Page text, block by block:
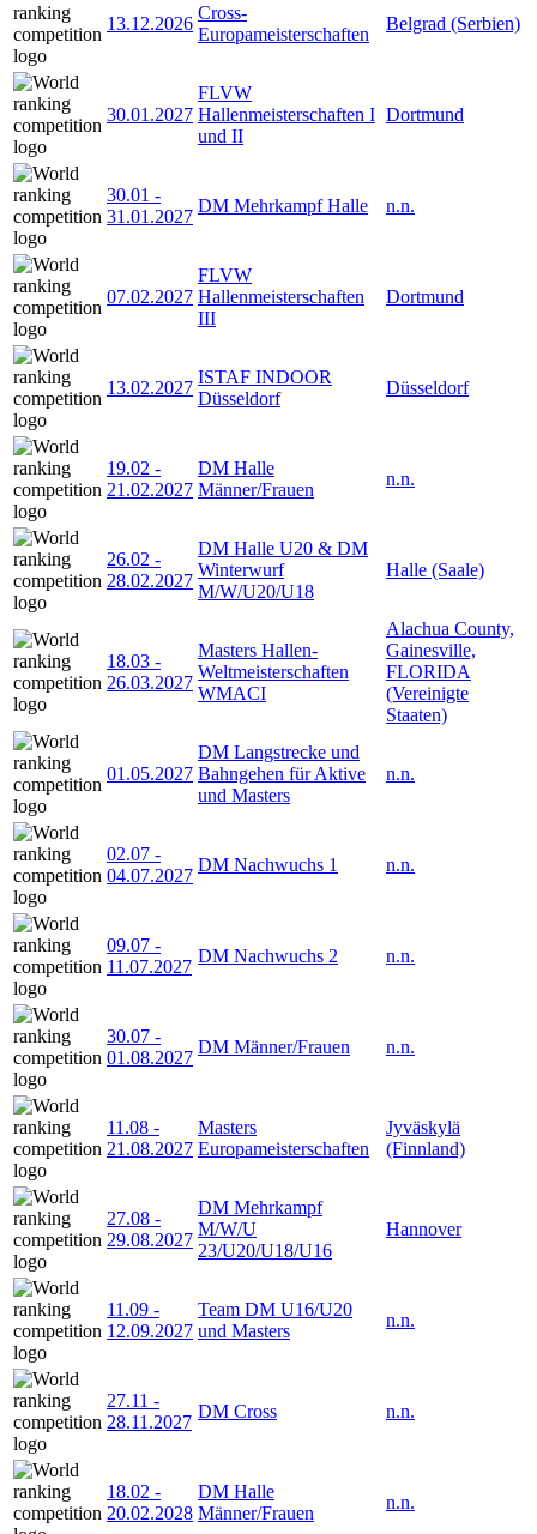
13.12.2026
Cross-
Europameisterschaften
Belgrad (Serbien)
30.01.2027
FLVW
Hallenmeisterschaften I
und II
Dortmund
30.01 -
31.01.2027
DM Mehrkampf Halle n.n.
07.02.2027
FLVW
Hallenmeisterschaften
III
Dortmund
13.02.2027
ISTAF INDOOR
Düsseldorf
Düsseldorf
19.02 -
21.02.2027
DM Halle
Männer/Frauen
n.n.
26.02 -
28.02.2027
DM Halle U20 & DM
Winterwurf
M/W/U20/U18
Halle (Saale)
18.03 -
26.03.2027
Masters Hallen-
Weltmeisterschaften
WMACI
Alachua County,
Gainesville,
FLORIDA
(Vereinigte
Staaten)
01.05.2027
DM Langstrecke und
Bahngehen für Aktive
und Masters
n.n.
02.07 -
04.07.2027
DM Nachwuchs 1 n.n.
09.07 -
11.07.2027
DM Nachwuchs 2 n.n.
30.07 -
01.08.2027
DM Männer/Frauen n.n.
11.08 -
21.08.2027
Masters
Europameisterschaften
Jyväskylä
(Finnland)
27.08 -
29.08.2027
DM Mehrkampf
M/W/U
23/U20/U18/U16
Hannover
11.09 -
12.09.2027
Team DM U16/U20
und Masters
n.n.
27.11 -
28.11.2027
DM Cross n.n.
18.02 -
20.02.2028
DM Halle
Männer/Frauen
n.n.